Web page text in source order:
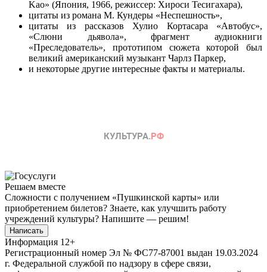
Kao» (Япония, 1966, режиссер: Хироси Тесигахара),
цитаты из романа М. Кундеры «Неспешность»,
цитаты из рассказов Хулио Кортасара «Автобус»,
«Слюни дьявола», фрагмент аудиокниги
«Преследователь», прототипом сюжета которой был
великий американский музыкант Чарлз Паркер,
и некоторые другие интересные факты и материалы.
Решаем вместе
Сложности с получением «Пушкинской карты» или
приобретением билетов? Знаете, как улучшить работу
учреждений культуры? Напишите — решим!
Написать
Информация 12+
Регистрационный номер Эл № ФС77-87001 выдан 19.03.2024
г. Федеральной службой по надзору в сфере связи,